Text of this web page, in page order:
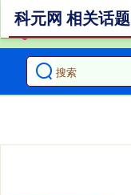
科元网 相关话题